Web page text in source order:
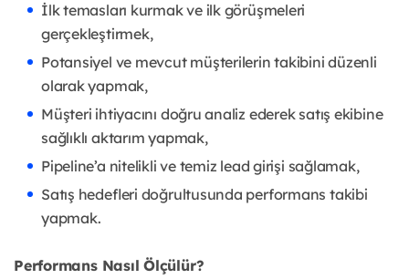
İlk temasları kurmak ve ilk görüşmeleri
gerçekleştirmek,
Potansiyel ve mevcut müşterilerin takibini düzenli
olarak yapmak,
Müşteri ihtiyacını doğru analiz ederek satış ekibine
sağlıklı aktarım yapmak,
Pipeline’a nitelikli ve temiz lead girişi sağlamak,
Satış hedefleri doğrultusunda performans takibi
yapmak.
Performans Nasıl Ölçülür?